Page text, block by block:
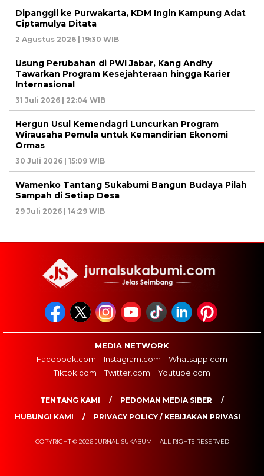
Dipanggil ke Purwakarta, KDM Ingin Kampung Adat
Ciptamulya Ditata
2 Agustus 2026 | 19:30 WIB
Usung Perubahan di PWI Jabar, Kang Andhy
Tawarkan Program Kesejahteraan hingga Karier
Internasional
31 Juli 2026 | 22:04 WIB
Hergun Usul Kemendagri Luncurkan Program
Wirausaha Pemula untuk Kemandirian Ekonomi
Ormas
30 Juli 2026 | 15:09 WIB
Wamenko Tantang Sukabumi Bangun Budaya Pilah
Sampah di Setiap Desa
29 Juli 2026 | 14:29 WIB
MEDIA NETWORK
Facebook.com
Instagram.com
Whatsapp.com
Tiktok.com
Twitter.com Youtube.com
TENTANG KAMI
PEDOMAN MEDIA SIBER
HUBUNGI KAMI
PRIVACY POLICY / KEBIJAKAN PRIVASI
COPYRIGHT © 2026 JURNAL SUKABUMI - ALL RIGHTS RESERVED